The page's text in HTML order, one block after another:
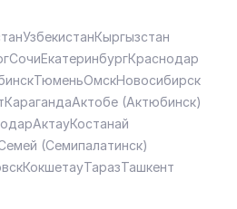
УзбекистанКыргызстан
СочиЕкатеринбургКраснодар
ТюменьОмскНовосибирск
КарагандаАктобе (Актюбинск)
АктауКостанай
(Семипалатинск)
КокшетауТаразТашкент